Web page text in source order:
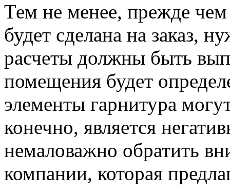
Тем не менее, прежде
будет сделана на заказ,
расчеты должны быть
помещения будет
элементы гарнитура
конечно, является
немаловажно обратить
компании, которая